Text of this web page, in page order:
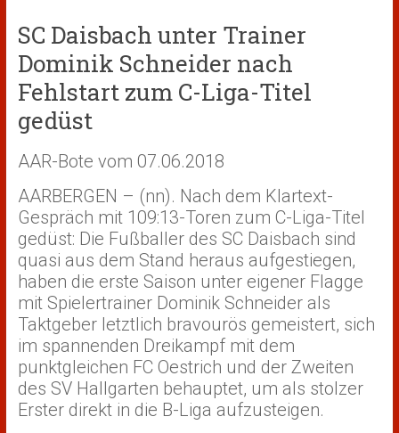
SC Daisbach unter Trainer
Dominik Schneider nach
Fehlstart zum C-Liga-Titel
gedüst
AAR-Bote vom 07.06.2018
AARBERGEN – (nn). Nach dem Klartext-
Gespräch mit 109:13-Toren zum C-Liga-Titel
gedüst: Die Fußballer des SC Daisbach sind
quasi aus dem Stand heraus aufgestiegen,
haben die erste Saison unter eigener Flagge
mit Spielertrainer Dominik Schneider als
Taktgeber letztlich bravourös gemeistert, sich
im spannenden Dreikampf mit dem
punktgleichen FC Oestrich und der Zweiten
des SV Hallgarten behauptet, um als stolzer
Erster direkt in die B-Liga aufzusteigen.